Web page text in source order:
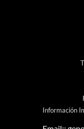
Información